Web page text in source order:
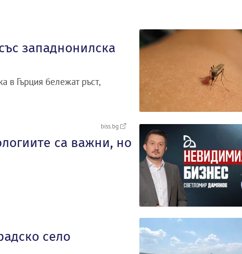
западнонилска
в Гърция бележат ръст,
biss.bg
са важни, но
село